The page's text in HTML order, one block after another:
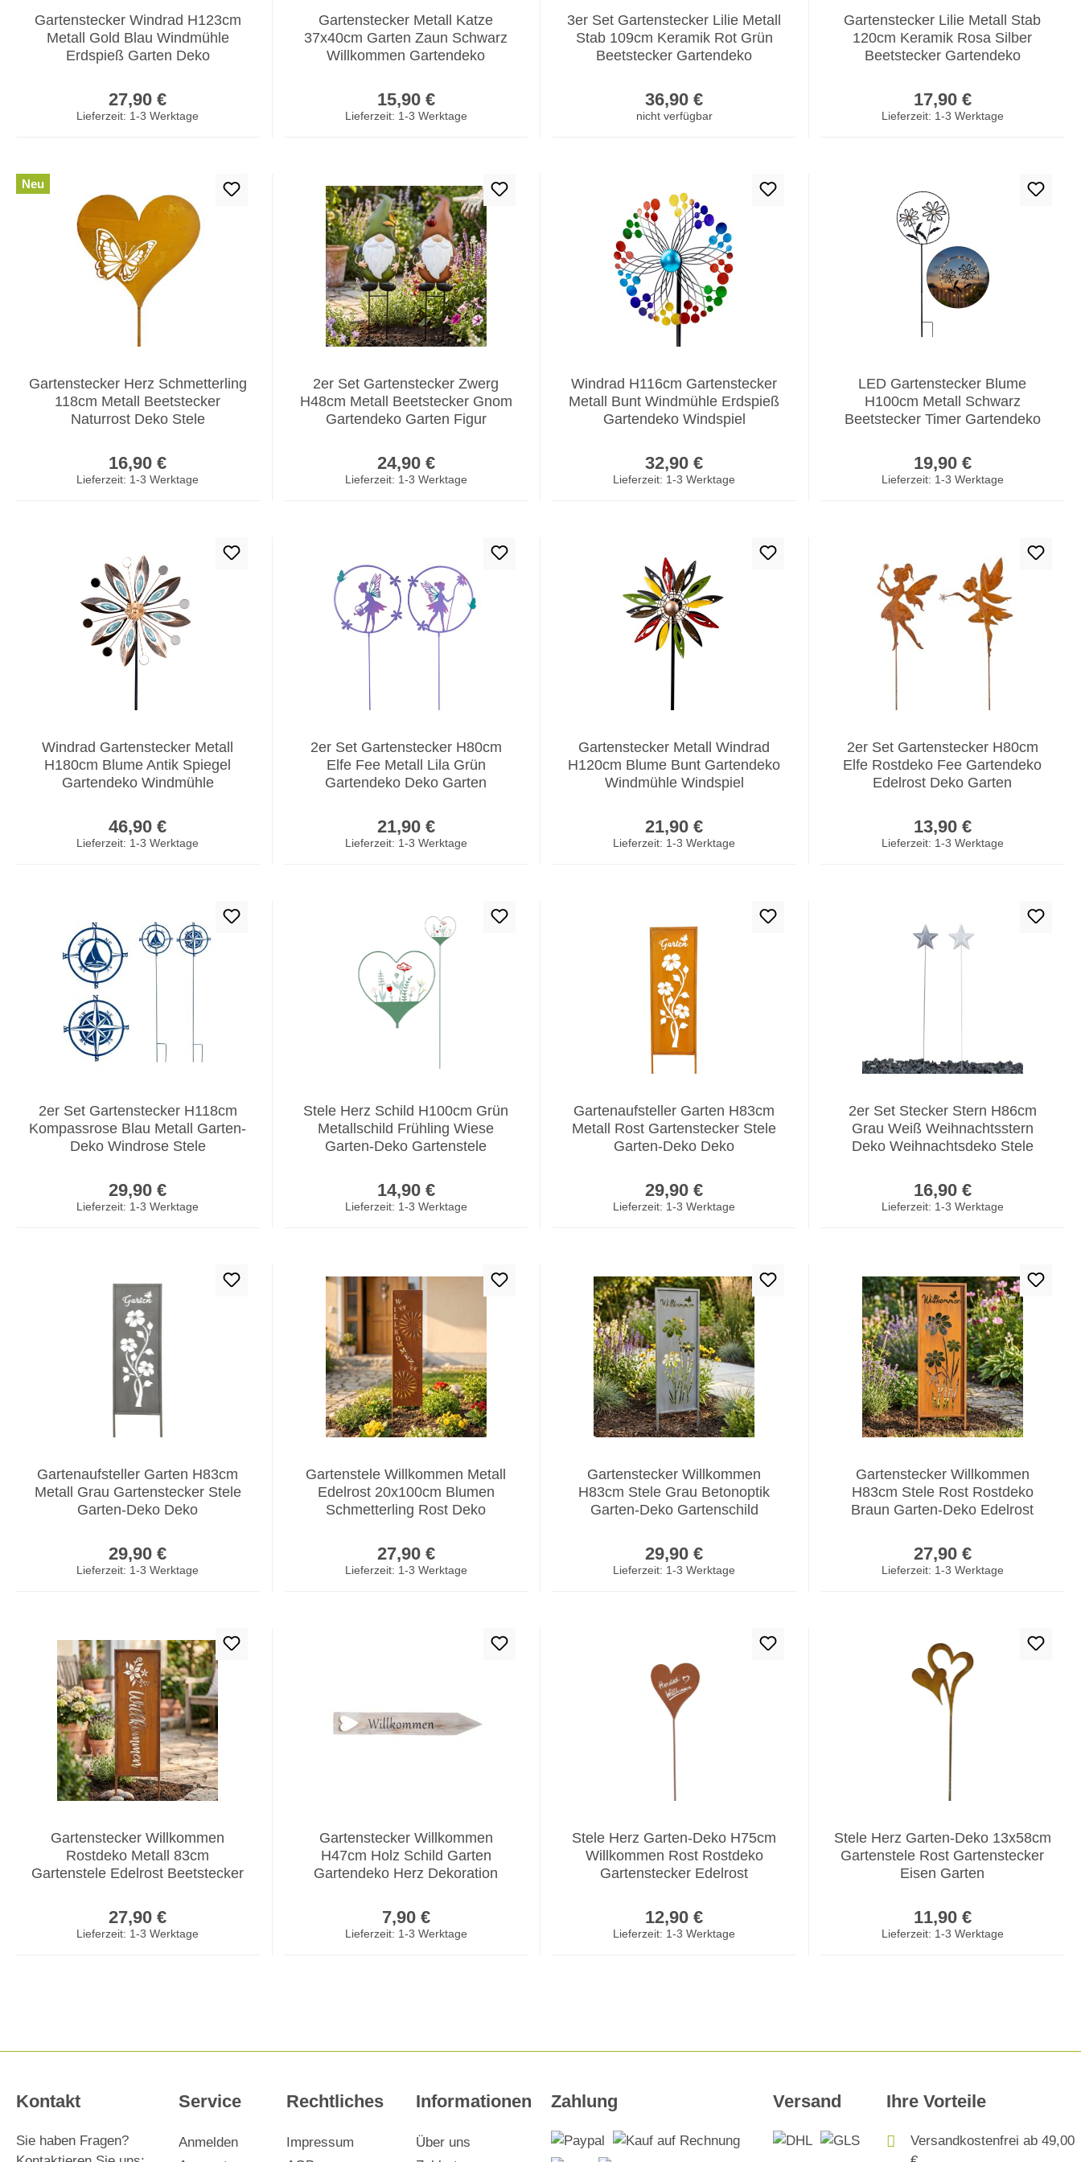
Gartenstecker Windrad H123cm
Metall Gold Blau Windmühle
Erdspieß Garten Deko
27,90 €
Lieferzeit: 1-3 Werktage
Gartenstecker Metall Katze
37x40cm Garten Zaun Schwarz
Willkommen Gartendeko
15,90 €
Lieferzeit: 1-3 Werktage
3er Set Gartenstecker Lilie Metall
Stab 109cm Keramik Rot Grün
Beetstecker Gartendeko
36,90 €
nicht verfügbar
Gartenstecker Lilie Metall Stab
120cm Keramik Rosa Silber
Beetstecker Gartendeko
17,90 €
Lieferzeit: 1-3 Werktage
Neu
Gartenstecker Herz Schmetterling
118cm Metall Beetstecker
Naturrost Deko Stele
16,90 €
Lieferzeit: 1-3 Werktage
2er Set Gartenstecker Zwerg
H48cm Metall Beetstecker Gnom
Gartendeko Garten Figur
24,90 €
Lieferzeit: 1-3 Werktage
Windrad H116cm Gartenstecker
Metall Bunt Windmühle Erdspieß
Gartendeko Windspiel
32,90 €
Lieferzeit: 1-3 Werktage
LED Gartenstecker Blume
H100cm Metall Schwarz
Beetstecker Timer Gartendeko
19,90 €
Lieferzeit: 1-3 Werktage
Windrad Gartenstecker Metall
H180cm Blume Antik Spiegel
Gartendeko Windmühle
46,90 €
Lieferzeit: 1-3 Werktage
2er Set Gartenstecker H80cm
Elfe Fee Metall Lila Grün
Gartendeko Deko Garten
21,90 €
Lieferzeit: 1-3 Werktage
Gartenstecker Metall Windrad
H120cm Blume Bunt Gartendeko
Windmühle Windspiel
21,90 €
Lieferzeit: 1-3 Werktage
2er Set Gartenstecker H80cm
Elfe Rostdeko Fee Gartendeko
Edelrost Deko Garten
13,90 €
Lieferzeit: 1-3 Werktage
2er Set Gartenstecker H118cm
Kompassrose Blau Metall Garten-
Deko Windrose Stele
29,90 €
Lieferzeit: 1-3 Werktage
Stele Herz Schild H100cm Grün
Metallschild Frühling Wiese
Garten-Deko Gartenstele
14,90 €
Lieferzeit: 1-3 Werktage
Gartenaufsteller Garten H83cm
Metall Rost Gartenstecker Stele
Garten-Deko Deko
29,90 €
Lieferzeit: 1-3 Werktage
2er Set Stecker Stern H86cm
Grau Weiß Weihnachtsstern
Deko Weihnachtsdeko Stele
16,90 €
Lieferzeit: 1-3 Werktage
Gartenaufsteller Garten H83cm
Metall Grau Gartenstecker Stele
Garten-Deko Deko
29,90 €
Lieferzeit: 1-3 Werktage
Gartenstele Willkommen Metall
Edelrost 20x100cm Blumen
Schmetterling Rost Deko
27,90 €
Lieferzeit: 1-3 Werktage
Gartenstecker Willkommen
H83cm Stele Grau Betonoptik
Garten-Deko Gartenschild
29,90 €
Lieferzeit: 1-3 Werktage
Gartenstecker Willkommen
H83cm Stele Rost Rostdeko
Braun Garten-Deko Edelrost
27,90 €
Lieferzeit: 1-3 Werktage
Gartenstecker Willkommen
Rostdeko Metall 83cm
Gartenstele Edelrost Beetstecker
27,90 €
Lieferzeit: 1-3 Werktage
Gartenstecker Willkommen
H47cm Holz Schild Garten
Gartendeko Herz Dekoration
7,90 €
Lieferzeit: 1-3 Werktage
Stele Herz Garten-Deko H75cm
Willkommen Rost Rostdeko
Gartenstecker Edelrost
12,90 €
Lieferzeit: 1-3 Werktage
Stele Herz Garten-Deko 13x58cm
Gartenstele Rost Gartenstecker
Eisen Garten
11,90 €
Lieferzeit: 1-3 Werktage
Kontakt
Sie haben Fragen?
Service
Anmelden
Rechtliches
Impressum
Informationen
Über uns
Zahlung Versand Ihre Vorteile
Versandkostenfrei ab 49,00